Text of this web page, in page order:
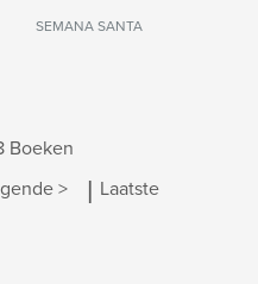
SEMANA SANTA
Boeken
> | Laatste